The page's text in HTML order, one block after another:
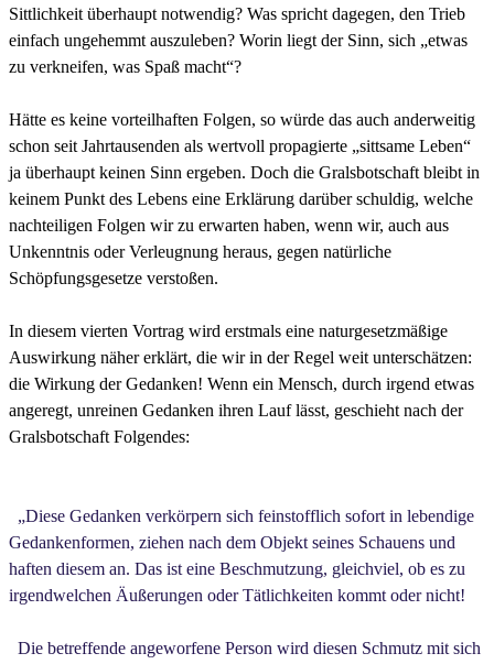
Sittlichkeit überhaupt notwendig? Was spricht dagegen, den Trieb
einfach ungehemmt auszuleben? Worin liegt der Sinn, sich „etwas
zu verkneifen, was Spaß macht“?
Hätte es keine vorteilhaften Folgen, so würde das auch anderweitig
schon seit Jahrtausenden als wertvoll propagierte „sittsame Leben“
ja überhaupt keinen Sinn ergeben. Doch die Gralsbotschaft bleibt in
keinem Punkt des Lebens eine Erklärung darüber schuldig, welche
nachteiligen Folgen wir zu erwarten haben, wenn wir, auch aus
Unkenntnis oder Verleugnung heraus, gegen natürliche
Schöpfungsgesetze verstoßen.
In diesem vierten Vortrag wird erstmals eine naturgesetzmäßige
Auswirkung näher erklärt, die wir in der Regel weit unterschätzen:
die Wirkung der Gedanken! Wenn ein Mensch, durch irgend etwas
angeregt, unreinen Gedanken ihren Lauf lässt, geschieht nach der
Gralsbotschaft Folgendes:
„Diese Gedanken verkörpern sich feinstofflich sofort in lebendige
Gedankenformen, ziehen nach dem Objekt seines Schauens und
haften diesem an. Das ist eine Beschmutzung, gleichviel, ob es zu
irgendwelchen Äußerungen oder Tätlichkeiten kommt oder nicht!
Die betreffende angeworfene Person wird diesen Schmutz mit sich